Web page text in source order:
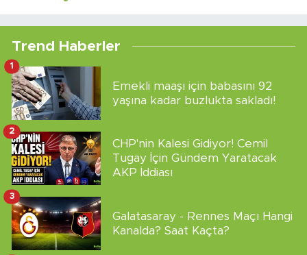
Trend Haberler
Emekli maaşı için babasını 92
yaşına kadar buzlukta sakladı!
1
CHP'nin Kalesi Gidiyor! Cemil
Tugay İçin Gündem Yaratacak
AKP İddiası
2
Galatasaray - Rennes Maçı Hangi
Kanalda? Saat Kaçta?
3